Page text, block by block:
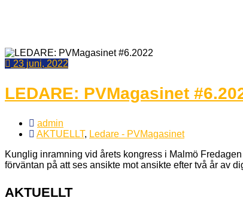
23 juni, 2022
LEDARE: PVMagasinet
admin
AKTUELLT, Ledare - PVMagasinet
Kunglig inramning vid årets kongress i Malmö
förväntan på att ses ansikte mot ansikte efter två år av
AKTUELLT